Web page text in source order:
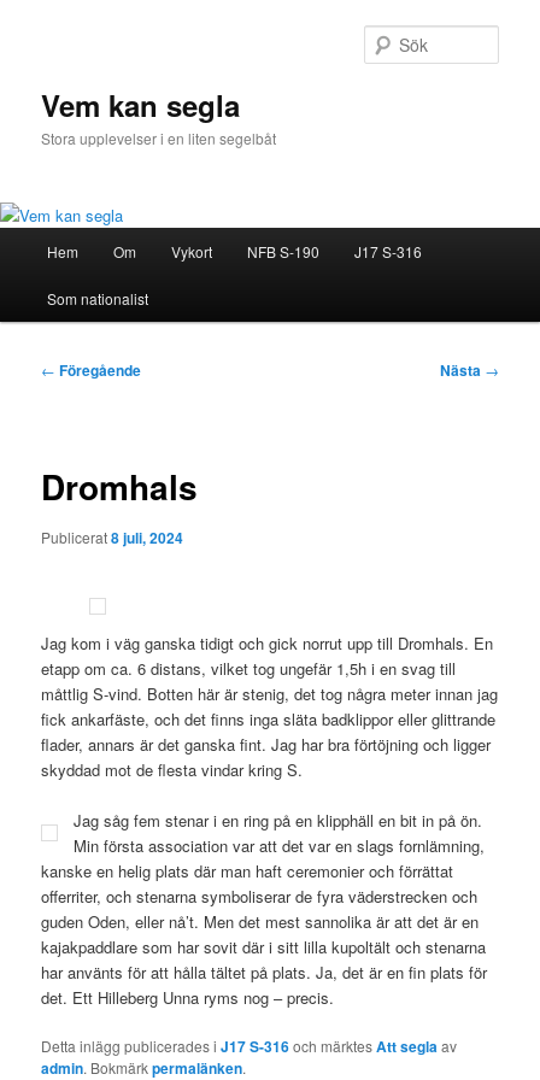
Vem kan segla
Stora upplevelser i en liten segelbåt
Hem Om Vykort NFB S-190 J17 S-316
Som nationalist
Inläggsnavigering
← Föregående Nästa →
Dromhals
Publicerat8 juli, 2024
Jag kom i väg ganska tidigt och gick norrut upp till Dromhals. En
etapp om ca. 6 distans, vilket tog ungefär 1,5h i en svag till
måttlig S-vind. Botten här är stenig, det tog några meter innan jag
fick ankarfäste, och det finns inga släta badklippor eller glittrande
flader, annars är det ganska fint. Jag har bra förtöjning och ligger
skyddad mot de flesta vindar kring S.
Jag såg fem stenar i en ring på en klipphäll en bit in på ön.
Min första association var att det var en slags fornlämning,
kanske en helig plats där man haft ceremonier och förrättat
offerriter, och stenarna symboliserar de fyra väderstrecken och
guden Oden, eller nå’t. Men det mest sannolika är att det är en
kajakpaddlare som har sovit där i sitt lilla kupoltält och stenarna
har använts för att hålla tältet på plats. Ja, det är en fin plats för
det. Ett Hilleberg Unna ryms nog – precis.
Detta inlägg publicerades iJ17 S-316och märktesAtt seglaav
admin. Bokmärkpermalänken.